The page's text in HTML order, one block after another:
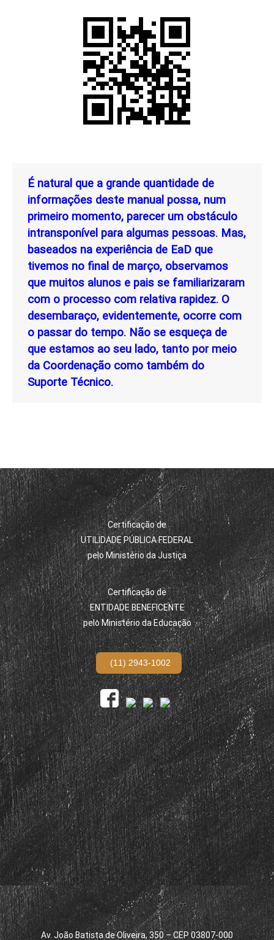
É natural que a grande quantidade de
informações deste manual possa, num
primeiro momento, parecer um obstáculo
intransponível para algumas pessoas. Mas,
baseados na experiência de EaD que
tivemos no final de março, observamos
que muitos alunos e pais se familiarizaram
com o processo com relativa rapidez. O
desembaraço, evidentemente, ocorre com
o passar do tempo. Não se esqueça de
que estamos ao seu lado, tanto por meio
da Coordenação como também do
Suporte Técnico.
Certificação de
UTILIDADE PÚBLICA FEDERAL
pelo Ministério da Justiça
Certificação de
ENTIDADE BENEFICENTE
pelo Ministério da Educação
(11) 2943-1002
Av. João Batista de Oliveira, 350 – CEP 03807-000